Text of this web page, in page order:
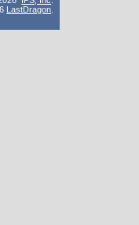
LastDragon